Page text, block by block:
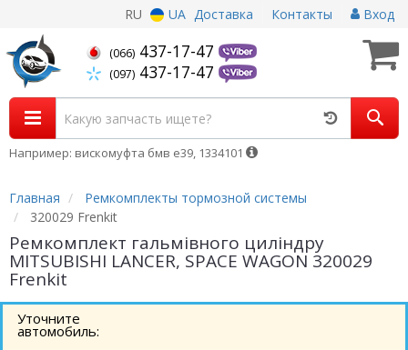
RU UA Доставка Контакты Вход
(066) 437-17-47
(097) 437-17-47
Например: вискомуфта бмв е39, 1334101
Главная
Ремкомплекты тормозной системы
320029 Frenkit
Ремкомплект гальмівного циліндру
MITSUBISHI LANCER, SPACE WAGON 320029
Frenkit
Уточните
автомобиль: